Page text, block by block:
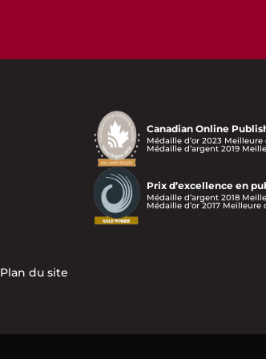
Plan du site
Canadian Online
Médaille d’or 2023
Médaille d’argent 2019
Prix d’excellence en
Médaille d’argent 2018
Médaille d’or 2017 Meilleure